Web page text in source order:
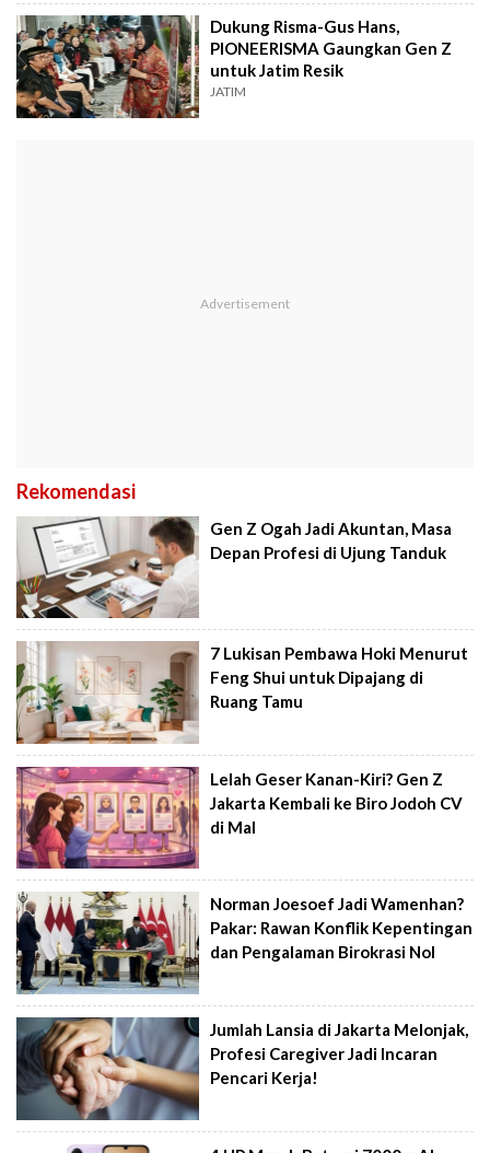
Dukung Risma-Gus Hans,
PIONEERISMA Gaungkan Gen Z
untuk Jatim Resik
JATIM
Rekomendasi
Gen Z Ogah Jadi Akuntan, Masa
Depan Profesi di Ujung Tanduk
7 Lukisan Pembawa Hoki Menurut
Feng Shui untuk Dipajang di
Ruang Tamu
Lelah Geser Kanan-Kiri? Gen Z
Jakarta Kembali ke Biro Jodoh CV
di Mal
Norman Joesoef Jadi Wamenhan?
Pakar: Rawan Konflik Kepentingan
dan Pengalaman Birokrasi Nol
Jumlah Lansia di Jakarta Melonjak,
Profesi Caregiver Jadi Incaran
Pencari Kerja!